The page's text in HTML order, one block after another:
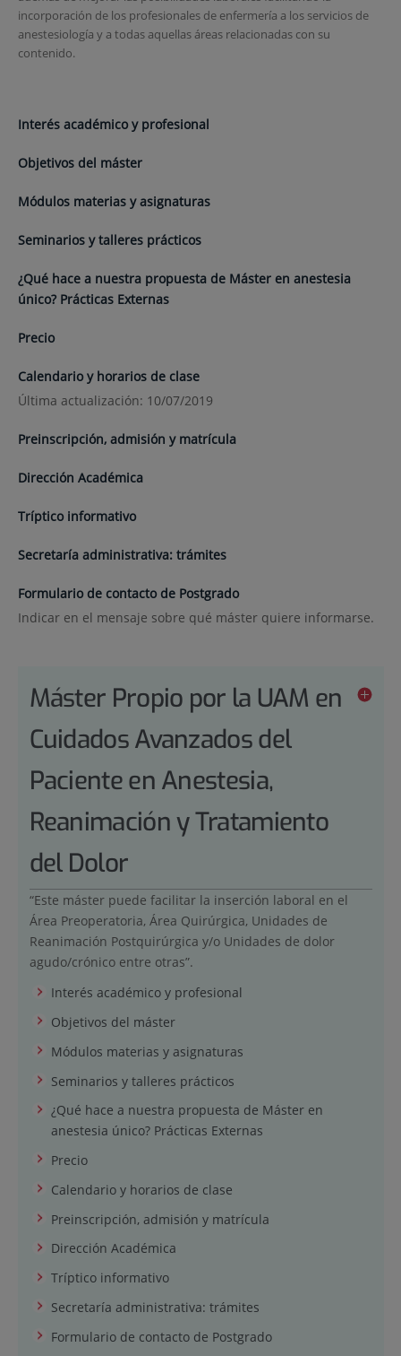
incorporación de los profesionales de enfermería a los servicios de
anestesiología y a todas aquellas áreas relacionadas con su
contenido.
Interés académico y profesional
Objetivos del máster
Módulos materias y asignaturas
Seminarios y talleres prácticos
¿Qué hace a nuestra propuesta de Máster en anestesia
único? Prácticas Externas
Precio
Calendario y horarios de clase
Última actualización: 10/07/2019
Preinscripción, admisión y matrícula
Dirección Académica
Tríptico informativo
Secretaría administrativa: trámites
Formulario de contacto de Postgrado
Indicar en el mensaje sobre qué máster quiere informarse.
Máster Propio por la UAM en
Cuidados Avanzados del
Paciente en Anestesia,
Reanimación y Tratamiento
del Dolor
“Este máster puede facilitar la inserción laboral en el
Área Preoperatoria, Área Quirúrgica, Unidades de
Reanimación Postquirúrgica y/o Unidades de dolor
agudo/crónico entre otras”.
Interés académico y profesional
Objetivos del máster
Módulos materias y asignaturas
Seminarios y talleres prácticos
¿Qué hace a nuestra propuesta de Máster en
anestesia único? Prácticas Externas
Precio
Calendario y horarios de clase
Preinscripción, admisión y matrícula
Dirección Académica
Tríptico informativo
Secretaría administrativa: trámites
Formulario de contacto de Postgrado